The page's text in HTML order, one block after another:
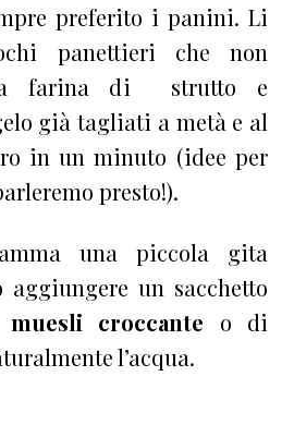
preferito i panini. Li
panettieri che non
la farina di strutto e
già tagliati a metà e al
in un minuto (idee per
presto!).
una piccola gita
aggiungere un sacchetto
muesli croccante o di
l’acqua.